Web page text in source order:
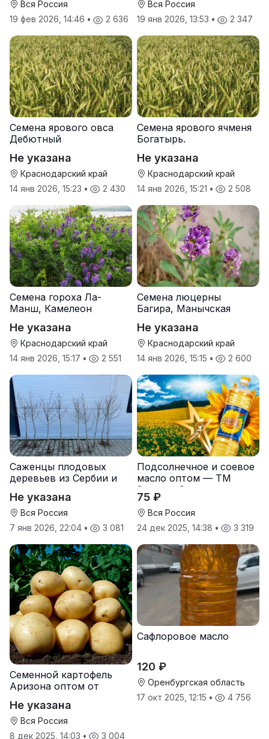
Вся Россия
19 фев 2026, 14:46 • 2 636
Вся Россия
19 янв 2026, 13:53 • 2 347
Семена ярового овса
Дебютный
Не указана
Краснодарский край
14 янв 2026, 15:23 • 2 430
Семена ярового ячменя
Богатырь.
Не указана
Краснодарский край
14 янв 2026, 15:21 • 2 508
Семена гороха Ла-
Манш, Камелеон
Не указана
Краснодарский край
14 янв 2026, 15:17 • 2 551
Семена люцерны
Багира, Манычская
Не указана
Краснодарский край
14 янв 2026, 15:15 • 2 600
Саженцы плодовых
деревьев из Сербии и
Не указана
Вся Россия
7 янв 2026, 22:04 • 3 081
Подсолнечное и соевое
масло оптом — ТМ
Золотая Семечка
75 ₽
Вся Россия
24 дек 2025, 14:38 • 3 319
Семенной картофель
Аризона оптом от
Не указана
Вся Россия
8 дек 2025, 14:03 • 3 004
Сафлоровое масло
120 ₽
Оренбургская область
17 окт 2025, 12:15 • 4 756